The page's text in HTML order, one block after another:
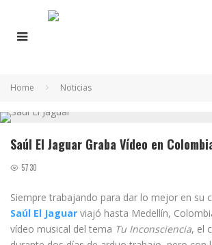
Home Noticias
Saúl El Jaguar Graba Vídeo en
5730
Siempre trabajando para dar lo mejor en su
Saúl El Jaguar viajó hasta Medellín,
vídeo musical del tema Tu Inconsciencia, el